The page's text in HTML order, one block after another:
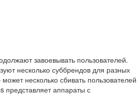
завоевывать пользователей.
несколько суббрендов для разных
несколько сбивать пользователей
представляет аппараты с